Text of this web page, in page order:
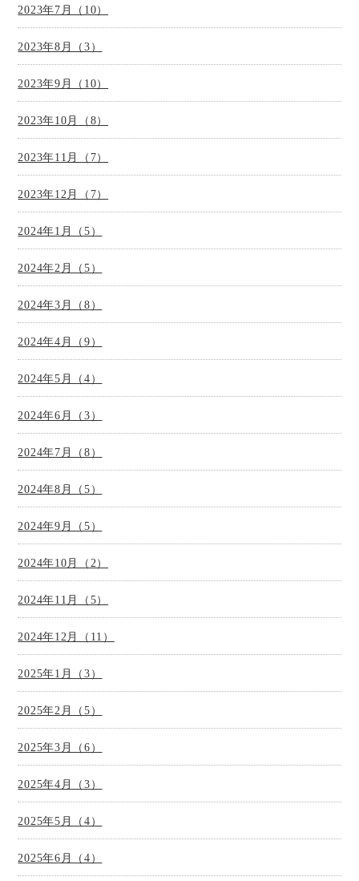
2023年7月（10）
2023年8月（3）
2023年9月（10）
2023年10月（8）
2023年11月（7）
2023年12月（7）
2024年1月（5）
2024年2月（5）
2024年3月（8）
2024年4月（9）
2024年5月（4）
2024年6月（3）
2024年7月（8）
2024年8月（5）
2024年9月（5）
2024年10月（2）
2024年11月（5）
2024年12月（11）
2025年1月（3）
2025年2月（5）
2025年3月（6）
2025年4月（3）
2025年5月（4）
2025年6月（4）